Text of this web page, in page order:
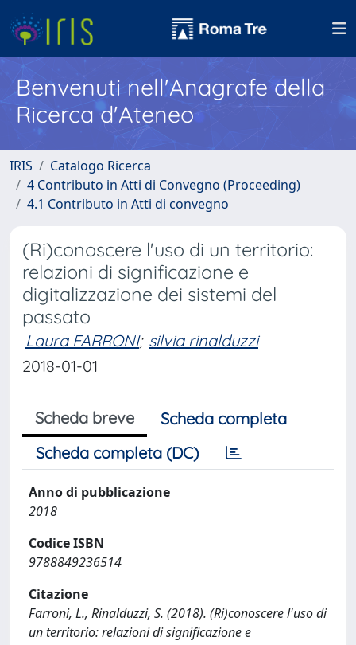
Benvenuti nell'Anagrafe della
Ricerca d'Ateneo
IRIS
Catalogo Ricerca
4 Contributo in Atti di Convegno (Proceeding)
4.1 Contributo in Atti di convegno
(Ri)conoscere l'uso di un territorio:
relazioni di significazione e
digitalizzazione dei sistemi del
passato
Laura FARRONI; silvia rinalduzzi
2018-01-01
Scheda breve
Scheda completa
Scheda completa (DC)
Anno di pubblicazione
2018
Codice ISBN
9788849236514
Citazione
Farroni, L., Rinalduzzi, S. (2018). (Ri)conoscere l'uso di
un territorio: relazioni di significazione e